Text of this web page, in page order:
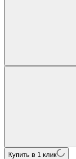
Купить в 1 клик